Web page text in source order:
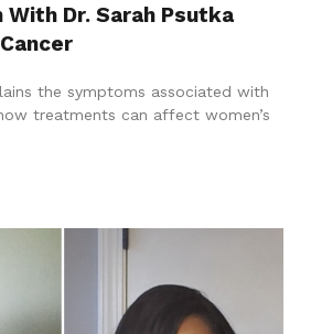
Dr. Sarah Psutka
the symptoms associated with
treatments can affect women’s